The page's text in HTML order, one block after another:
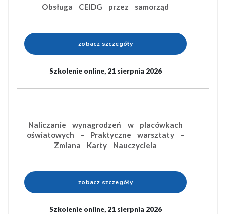
Obsługa CEIDG przez samorząd
zobacz szczegóły
Szkolenie online, 21 sierpnia 2026
Naliczanie wynagrodzeń w placówkach
oświatowych – Praktyczne warsztaty –
Zmiana Karty Nauczyciela
zobacz szczegóły
Szkolenie online, 21 sierpnia 2026